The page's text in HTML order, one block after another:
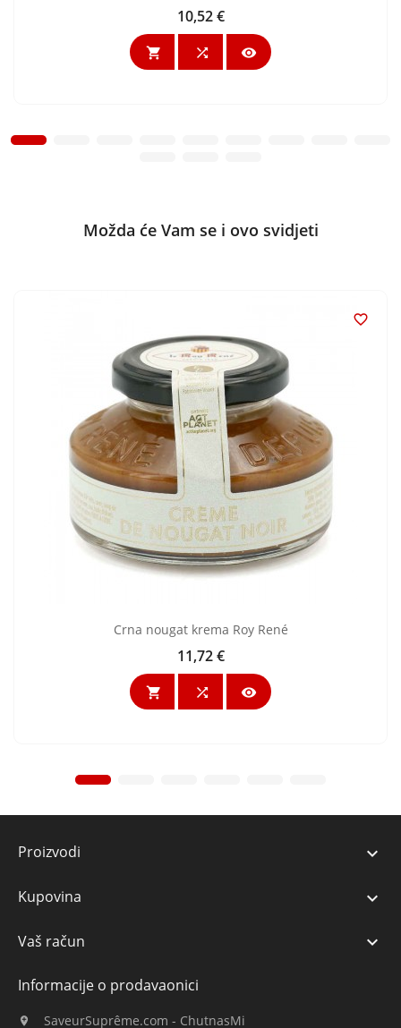
Cijena
10,52 €
  
Možda će Vam se i ovo svidjeti

Crna nougat krema Roy René
Cijena
11,72 €
  
Proizvodi 
Kupovina 
Vaš račun 
Informacije o prodavaonici
 SaveurSuprême.com - ChutnasMi